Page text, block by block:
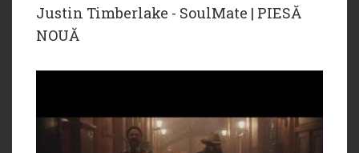
Justin Timberlake - SoulMate | PIESĂ
NOUĂ